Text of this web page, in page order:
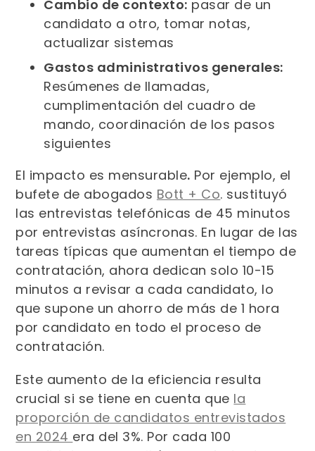
Cambio de contexto: pasar de un
candidato a otro, tomar notas,
actualizar sistemas
Gastos administrativos generales:
Resúmenes de llamadas,
cumplimentación del cuadro de
mando, coordinación de los pasos
siguientes
El impacto es mensurable. Por ejemplo, el
bufete de abogados Bott + Co. sustituyó
las entrevistas telefónicas de 45 minutos
por entrevistas asíncronas. En lugar de las
tareas típicas que aumentan el tiempo de
contratación, ahora dedican solo 10-15
minutos a revisar a cada candidato, lo
que supone un ahorro de más de 1 hora
por candidato en todo el proceso de
contratación.
Este aumento de la eficiencia resulta
crucial si se tiene en cuenta que la
proporción de candidatos entrevistados
en 2024 era del 3%. Por cada 100